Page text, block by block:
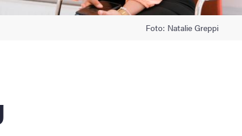
Foto: Natalie Greppi